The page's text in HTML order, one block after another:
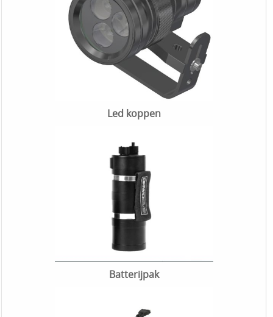
Led koppen
Batterijpak